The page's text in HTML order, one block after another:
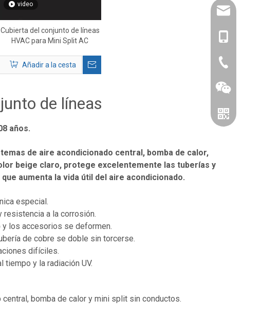
video
Cubierta del conjunto de líneas
HVAC para Mini Split AC
Añadir a la cesta
de líneas
años.
de aire acondicionado central, bomba de calor,
beige claro, protege excelentemente las tuberías y
aumenta la vida útil del aire acondicionado.
especial.
resistencia a la corrosión.
y los accesorios se deformen.
de cobre se doble sin torcerse.
difíciles.
y la radiación UV.
bomba de calor y mini split sin conductos.
86-